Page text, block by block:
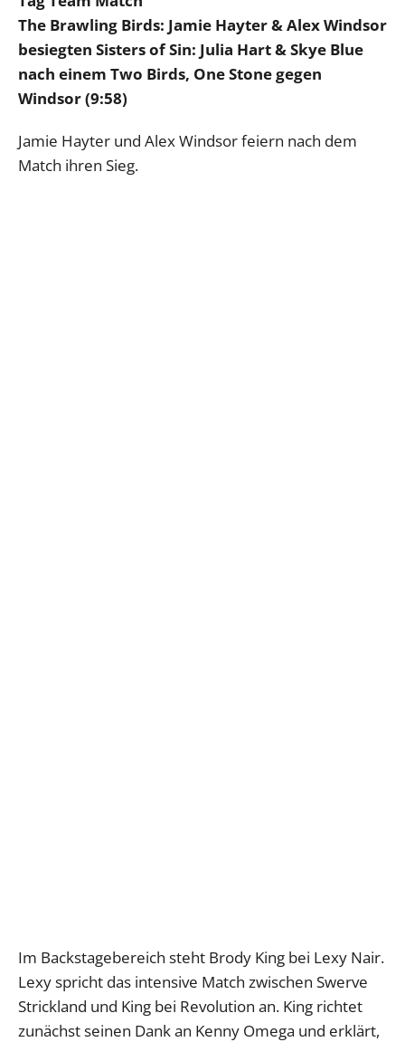
The Brawling Birds: Jamie Hayter & Alex Windsor
besiegten Sisters of Sin: Julia Hart & Skye Blue
nach einem Two Birds, One Stone gegen
Windsor (9:58)
Jamie Hayter und Alex Windsor feiern nach dem
Match ihren Sieg.
Im Backstagebereich steht Brody King bei Lexy Nair.
Lexy spricht das intensive Match zwischen Swerve
Strickland und King bei Revolution an. King richtet
zunächst seinen Dank an Kenny Omega und erklärt,